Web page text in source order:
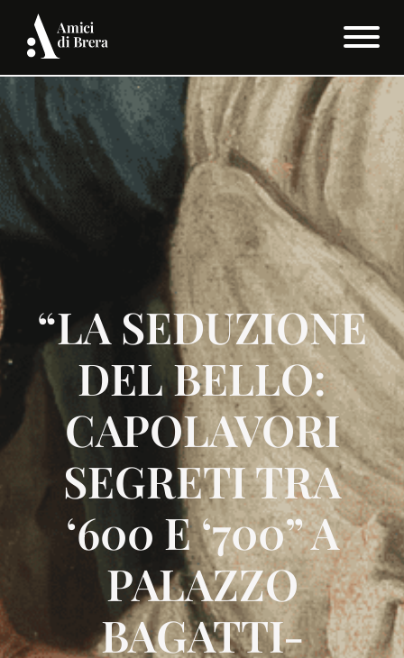
“LA SEDUZIONE
DEL BELLO:
CAPOLAVORI
SEGRETI TRA
‘600 E ‘700” A
PALAZZO
BAGATTI-